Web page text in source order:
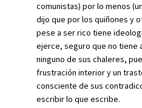
comunistas) por lo menos
dijo que por los quiñones y
pese a ser rico tiene
ejerce, seguro que no tiene
ninguno de sus chaleres,
frustración interior y un
consciente de sus
escribir lo que escribe.